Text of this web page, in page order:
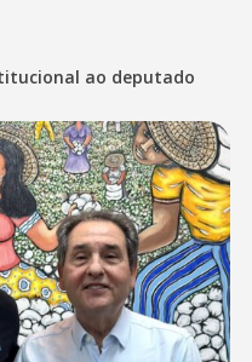
ao deputado